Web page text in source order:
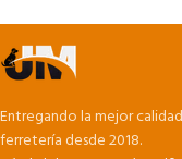
Entregando la mejor
ferretería desde 2018.